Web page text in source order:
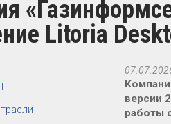
Litoria
версии
работы